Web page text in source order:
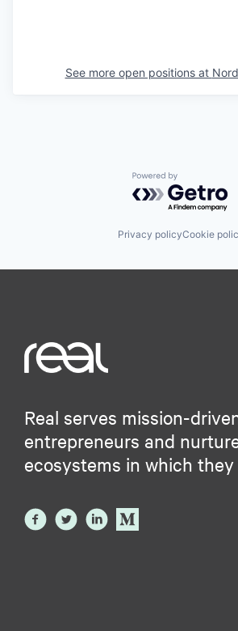
See more open positions at
Powered by
Privacy policyCookie
Real serves mission-
entrepreneurs and
ecosystems in which